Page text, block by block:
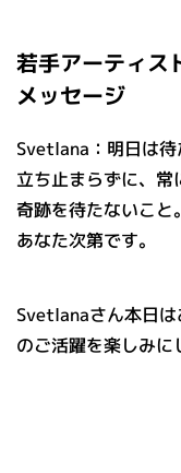
若手アーティス
メッセージ
Svetlana：明日は待
立ち止まらずに、常
奇跡を待たないこと
あなた次第です。
Svetlanaさん本日は
のご活躍を楽しみに